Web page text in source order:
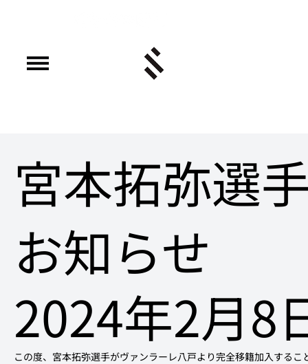
宮本拓弥選
お知らせ
2024年2月8
この度、宮本拓弥選手がヴァンラーレ八戸より完全移籍加入する